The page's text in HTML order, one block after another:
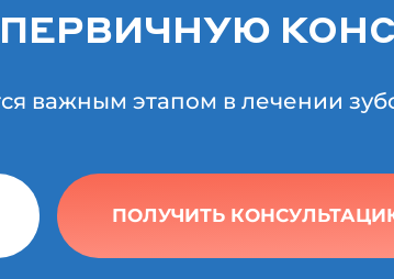
важным этапом в лечении
ПОЛУЧИТЬ